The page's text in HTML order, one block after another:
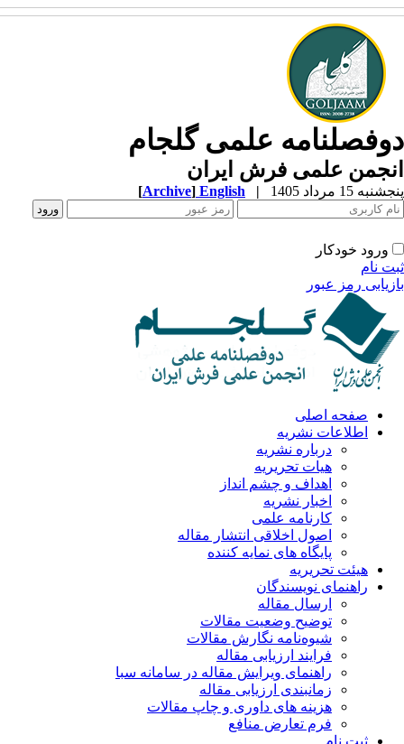
علمی گلجام
علمی فرش ایران
15 مرداد 1405 |
English
[Archive]
ورود خودکار
نام
رمز عبور
صفحه اصلی
اطلاعات نشریه
درباره نشریه
هیات تحریریه
اهداف و چشم انداز
اخبار نشریه
کارنامه علمی
اصول اخلاقی انتشار مقاله
پایگاه های نمایه کننده
هیئت تحریریه
راهنمای نویسندگان
ارسال مقاله
توضیح وضعیت مقالات
شیوه‌نامه نگارش مقالات
فرایند ارزیابی مقاله
راهنمای ویرایش مقاله در سامانه سبا
زمانبندی ارزیابی مقاله
هزینه های داوری و چاپ مقالات
فرم تعارض منافع
ثبت نام